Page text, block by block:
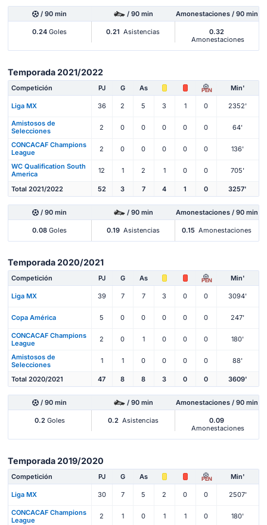
/ 90 min / 90 min Amonestaciones / 90 min
0.24 Goles 0.21 Asistencias
0.32
Amonestaciones
Temporada 2021/2022
Competición PJ G As PEN Min'
Liga MX 36 2 5 3 1 0 2352'
Amistosos de
Selecciones
2 0 0 0 0 0 64'
CONCACAF Champions
League
2 0 0 0 0 0 136'
WC Qualification South
America
12 1 2 1 0 0 705'
Total 2021/2022 52 3 7 4 1 0 3257'
/ 90 min / 90 min Amonestaciones / 90 min
0.08 Goles 0.19 Asistencias 0.15 Amonestaciones
Temporada 2020/2021
Competición PJ G As PEN Min'
Liga MX 39 7 7 3 0 0 3094'
Copa América 5 0 0 0 0 0 247'
CONCACAF Champions
League
2 0 1 0 0 0 180'
Amistosos de
Selecciones
1 1 0 0 0 0 88'
Total 2020/2021 47 8 8 3 0 0 3609'
/ 90 min / 90 min Amonestaciones / 90 min
0.2Goles 0.2 Asistencias
0.09
Amonestaciones
Temporada 2019/2020
Competición PJ G As PEN Min'
Liga MX 30 7 5 2 0 0 2507'
CONCACAF Champions
League
2 1 0 1 1 0 180'